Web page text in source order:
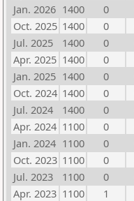
Jan. 2026 1400 0
Oct. 2025 1400 0
Jul. 2025
1400 0
Apr. 2025 1400 0
Jan. 2025 1400 0
Oct. 2024 1400 0
Jul. 2024
1400 0
Apr. 2024 1100 0
Jan. 2024 1100 0
Oct. 2023 1100 0
Jul. 2023
1100 0
Apr. 2023 1100 1